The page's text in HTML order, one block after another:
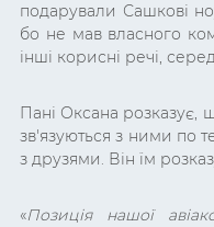
подарували Сашкові
бо не мав власного
інші корисні речі,
Пані Оксана розказує,
зв'язуються з ними по
з друзями. Він їм
«Позиція нашої